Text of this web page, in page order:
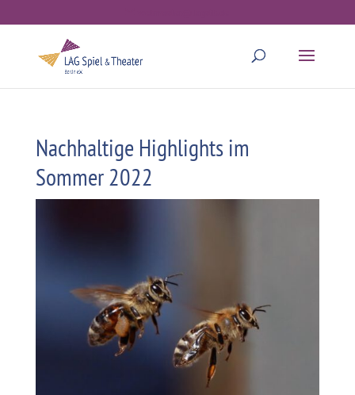
Nachhaltige Highlights im
Sommer 2022